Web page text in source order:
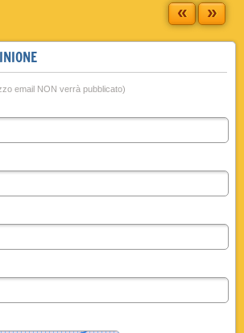
« »
email NON verrà pubblicato)